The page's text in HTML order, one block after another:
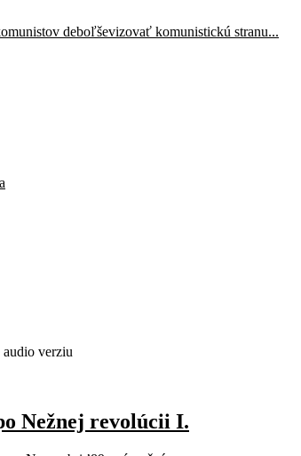
deboľševizovať komunistickú stranu...
audio verziu
Nežnej revolúcii I.